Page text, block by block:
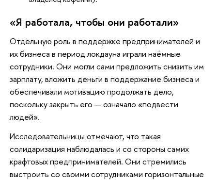
«Я работала, чтобы они работали»
Отдельную роль в поддержке предпринимателей и
их бизнеса в период локдауна играли наёмные
сотрудники. Они могли сами предложить снизить им
зарплату, вложить деньги в поддержание бизнеса и
обеспечивали мотивацию продолжать дело,
поскольку закрыть его — означало «подвести
людей».
Исследовательницы отмечают, что такая
солидаризация наблюдалась и со стороны самих
крафтовых предпринимателей. Они стремились
выстроить со своими сотрудниками горизонтальные